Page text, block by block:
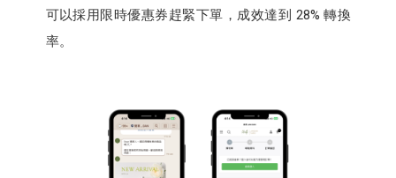
可以採用限時優惠券趕緊下單，成效達到 28% 轉換
率。